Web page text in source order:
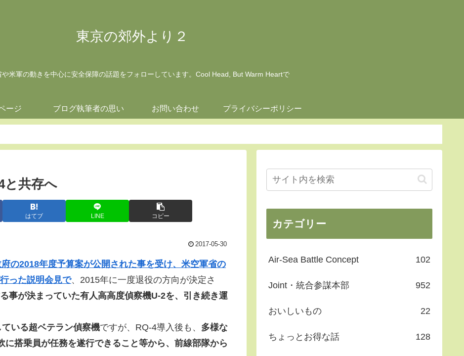
東京の郊外より２
や米軍の動きを中心に安全保障の話題をフォローしています。Cool Head, But Warm Heartで
ージ ブログ執筆者の思い お問い合わせ プライバシーポリシー
と共存へ
はてブ LINE コピー
2017-05-30
の2018年度予算案が公開された事を受け、米空軍省の
った説明会見で、2015年に一度退役の方向が決定さ
事が決まっていた有人高高度偵察機U-2を、引き続き運
いる超ベテラン偵察機ですが、RQ-4導入後も、 多様な
搭乗員が任務を遂行できること等から、前線部隊から
カテゴリー
Air-Sea Battle Concept 102
Joint・統合参謀本部 952
おいしいもの 22
ちょっとお得な話 128